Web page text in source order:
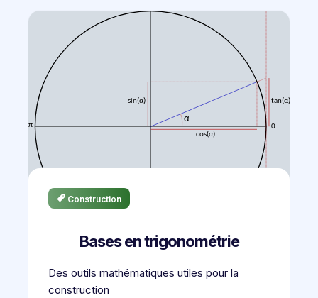
Construction
Bases en trigonométrie
Des outils mathématiques utiles pour la
construction